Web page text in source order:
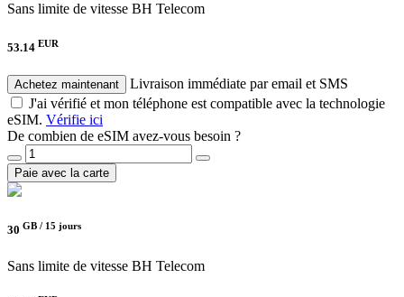
Sans limite de vitesse BH Telecom
53.14 EUR
Achetez maintenant
Livraison immédiate par email et SMS
J'ai vérifié et mon téléphone est compatible avec la technologie
eSIM. Vérifie ici
De combien de eSIM avez-vous besoin ?
Paie avec la carte
30 GB / 15 jours
Sans limite de vitesse BH Telecom